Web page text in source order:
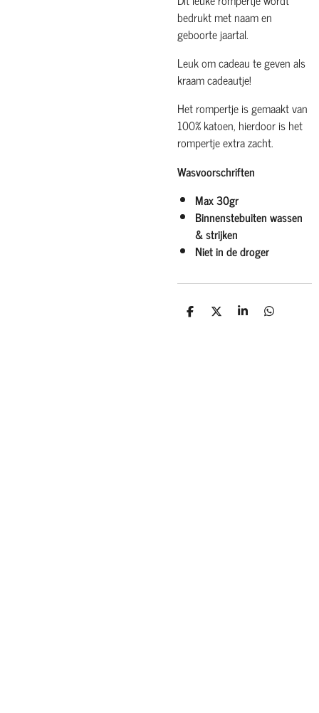
bedrukt met naam en
geboorte jaartal.
Leuk om cadeau te geven als
kraam cadeautje!
Het rompertje is gemaakt van
100% katoen, hierdoor is het
rompertje extra zacht.
Wasvoorschriften
Max 30gr
Binnenstebuiten wassen
& strijken
Niet in de droger
D D S D